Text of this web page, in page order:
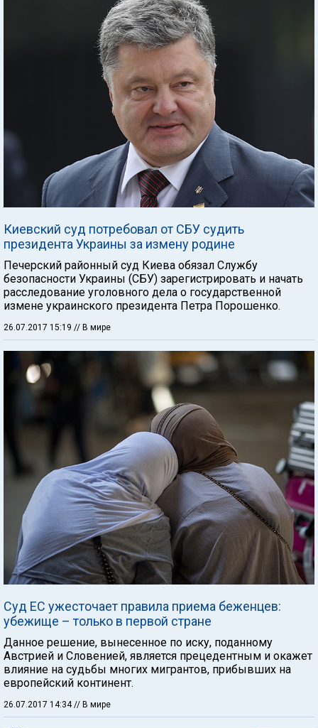
Киевский суд потребовал от СБУ судить
президента Украины за измену родине
Печерский районный суд Киева обязал Службу
безопасности Украины (СБУ) зарегистрировать и начать
расследование уголовного дела о государственной
измене украинского президента Петра Порошенко.
26.07.2017 15:19 // В мире
Суд ЕС ужесточает правила приема беженцев:
убежище – только в первой стране
Данное решение, вынесенное по иску, поданному
Австрией и Словенией, является прецедентным и окажет
влияние на судьбы многих мигрантов, прибывших на
европейский континент.
26.07.2017 14:34 // В мире